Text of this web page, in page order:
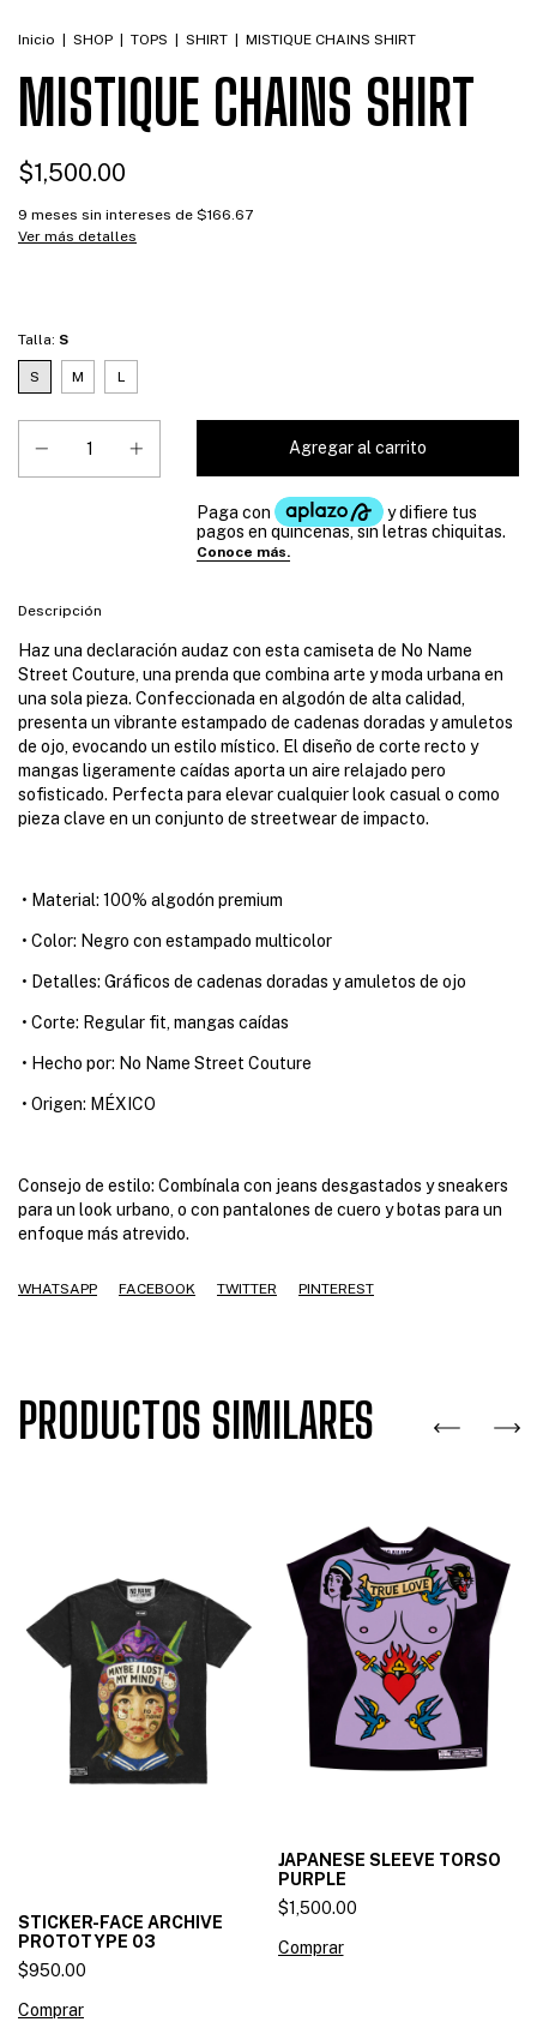
Inicio SHOP TOPS SHIRT MISTIQUE CHAINS SHIRT
MISTIQUE CHAINS SHIRT
$1,500.00
9 meses sin intereses de $166.67
Ver más detalles
Talla: S
S M L
Descripción
Haz una declaración audaz con esta camiseta de No Name
Street Couture, una prenda que combina arte y moda urbana en
una sola pieza. Confeccionada en algodón de alta calidad,
presenta un vibrante estampado de cadenas doradas y amuletos
de ojo, evocando un estilo místico. El diseño de corte recto y
mangas ligeramente caídas aporta un aire relajado pero
sofisticado. Perfecta para elevar cualquier look casual o como
pieza clave en un conjunto de streetwear de impacto.
• Material: 100% algodón premium
• Color: Negro con estampado multicolor
• Detalles: Gráficos de cadenas doradas y amuletos de ojo
• Corte: Regular fit, mangas caídas
• Hecho por: No Name Street Couture
• Origen: MÉXICO
Consejo de estilo: Combínala con jeans desgastados y sneakers
para un look urbano, o con pantalones de cuero y botas para un
enfoque más atrevido.
WHATSAPP FACEBOOK TWITTER PINTEREST
PRODUCTOS SIMILARES
STICKER-FACE ARCHIVE
PROTOTYPE 03
$950.00
Comprar
JAPANESE SLEEVE TORSO
PURPLE
$1,500.00
Comprar